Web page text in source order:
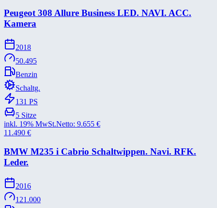
Peugeot 308 Allure Business LED. NAVI. ACC.
Kamera
2018
50.495
Benzin
Schaltg.
131 PS
5 Sitze
inkl. 19% MwSt.Netto: 9.655 €
11.490 €
BMW M235 i Cabrio Schaltwippen. Navi. RFK.
Leder.
2016
121.000